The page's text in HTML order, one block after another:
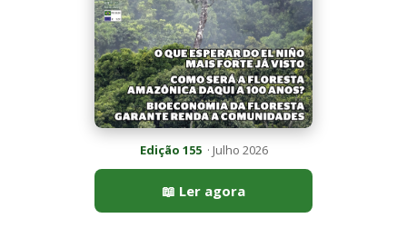
Edição 155· Julho 2026
📖 Ler agora